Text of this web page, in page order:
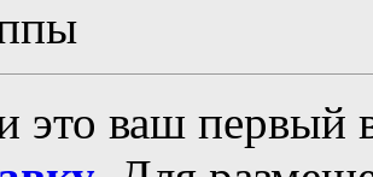
это ваш первый